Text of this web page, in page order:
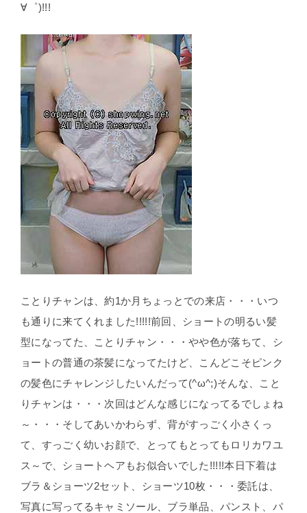
∀゜)!!!
ことりチャンは、約1か月ちょっとでの来店・・・いつ
も通りに来てくれました!!!!!前回、ショートの明るい髪
型になってた、ことりチャン・・・やや色が落ちて、シ
ョートの普通の茶髪になってたけど、こんどこそピンク
の髪色にチャレンジしたいんだって(^ω^;)そんな、こと
りチャンは・・・次回はどんな感じになってるでしょね
～・・・そしてあいかわらず、背がすっごく小さくっ
て、すっごく幼いお顔で、とってもとってもロリカワユ
ス～で、ショートヘアもお似合いでした!!!!!本日下着は
ブラ＆ショーツ2セット、ショーツ10枚・・・委託は、
写真に写ってるキャミソール、ブラ単品、パンスト、パ